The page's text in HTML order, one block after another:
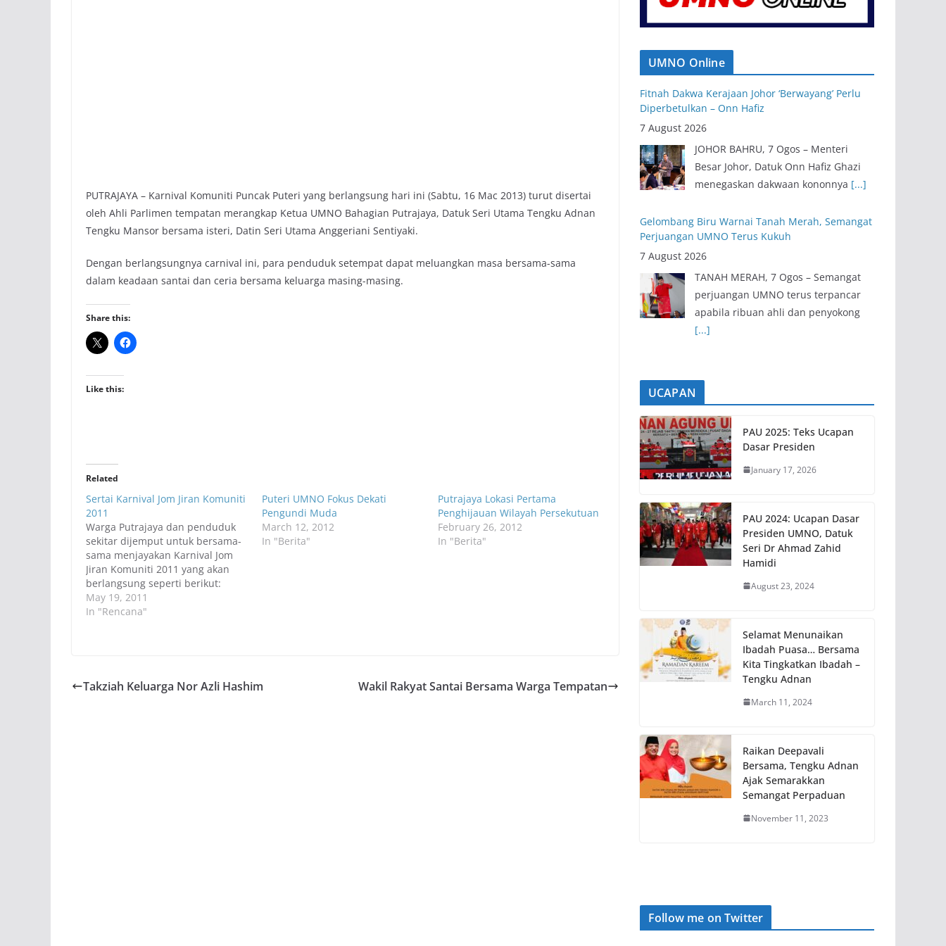
PUTRAJAYA – Karnival Komuniti Puncak Puteri yang berlangsung hari ini (Sabtu, 16 Mac 2013) turut disertai
oleh Ahli Parlimen tempatan merangkap Ketua UMNO Bahagian Putrajaya, Datuk Seri Utama Tengku Adnan
Tengku Mansor bersama isteri, Datin Seri Utama Anggeriani Sentiyaki.
Dengan berlangsungnya carnival ini, para penduduk setempat dapat meluangkan masa bersama-sama
dalam keadaan santai dan ceria bersama keluarga masing-masing.
Share this:
Like this:
Related
Sertai Karnival Jom Jiran Komuniti
2011
Warga Putrajaya dan penduduk
sekitar dijemput untuk bersama-
sama menjayakan Karnival Jom
Jiran Komuniti 2011 yang akan
berlangsung seperti berikut:
Tarikh: 21 Mei 2011 Tempat:
Pusat Kitar Semula, Presint 9,
May 19, 2011
In "Rencana"
Puteri UMNO Fokus Dekati
Pengundi Muda
March 12, 2012
In "Berita"
Putrajaya Lokasi Pertama
Penghijauan Wilayah Persekutuan
February 26, 2012
In "Berita"
Takziah Keluarga Nor Azli Hashim Wakil Rakyat Santai Bersama Warga Tempatan
UMNO Online
Fitnah Dakwa Kerajaan Johor ‘Berwayang’ Perlu
Diperbetulkan – Onn Hafiz
7 August 2026
JOHOR BAHRU, 7 Ogos – Menteri
Besar Johor, Datuk Onn Hafiz Ghazi
menegaskan dakwaan kononnya [...]
Gelombang Biru Warnai Tanah Merah, Semangat
Perjuangan UMNO Terus Kukuh
7 August 2026
TANAH MERAH, 7 Ogos – Semangat
perjuangan UMNO terus terpancar
apabila ribuan ahli dan penyokong
[...]
UCAPAN
PAU 2025: Teks Ucapan
Dasar Presiden
January 17, 2026
PAU 2024: Ucapan Dasar
Presiden UMNO, Datuk
Seri Dr Ahmad Zahid
Hamidi
August 23, 2024
Selamat Menunaikan
Ibadah Puasa… Bersama
Kita Tingkatkan Ibadah –
Tengku Adnan
March 11, 2024
Raikan Deepavali
Bersama, Tengku Adnan
Ajak Semarakkan
Semangat Perpaduan
November 11, 2023
Follow me on Twitter